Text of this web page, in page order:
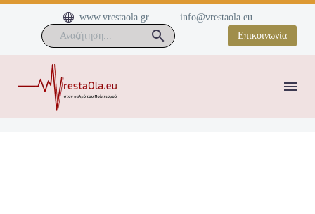

 www.vrestaola.gr
info@vrestaola.eu
Επικοινωνία